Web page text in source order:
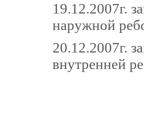
19.12.2007г.
наружной
20.12.2007г.
внутренней